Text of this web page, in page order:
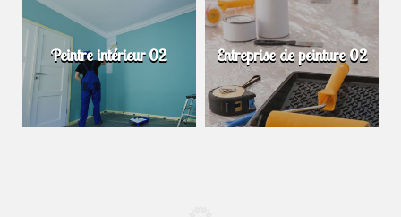
Peintre intérieur 02 Entreprise de peinture 02